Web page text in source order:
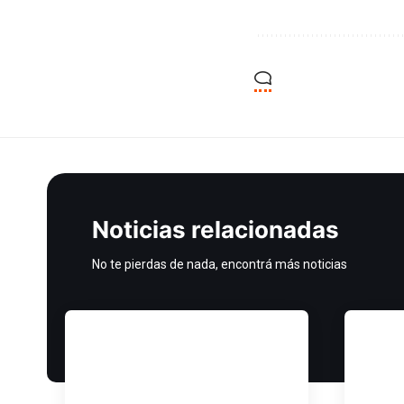
Noticias relacionadas
No te pierdas de nada, encontrá más noticias